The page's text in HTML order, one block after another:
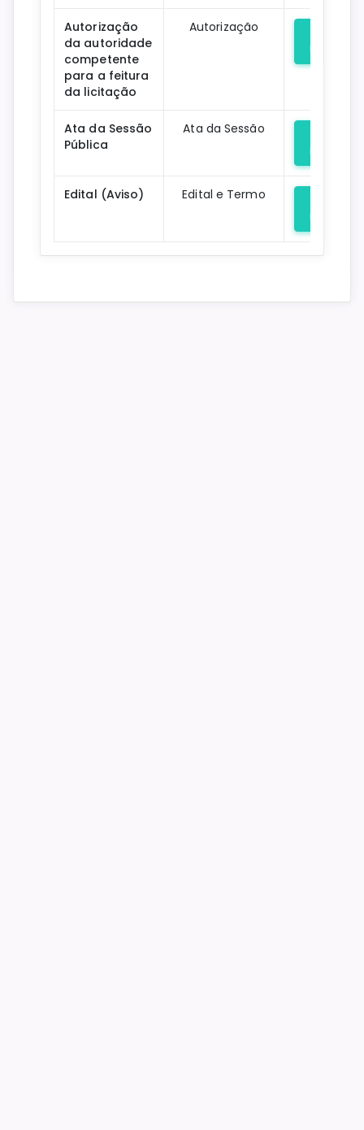
Autorização
da autoridade
competente
para a feitura
da licitação
Autorização
Download
Ata da Sessão
Pública
Ata da Sessão
Download
Edital (Aviso) Edital e Termo
Download